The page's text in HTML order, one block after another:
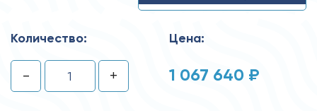
Количество:
- +
Цена:
1 067 640 ₽